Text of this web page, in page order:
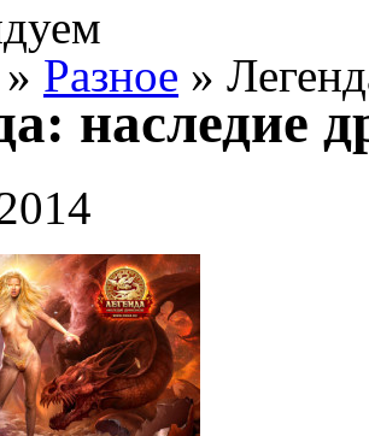
» Разное »
наследие